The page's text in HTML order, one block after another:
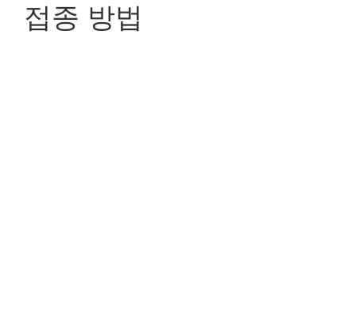
접종 방법